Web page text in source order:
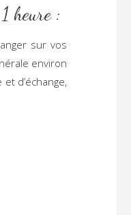
heure :
sur vos
environ
d’échange,